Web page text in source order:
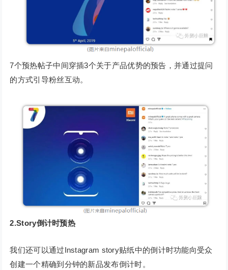
7个预热帖子中间穿插3个关于产品优势的预告，并通过提问
的方式引导粉丝互动。
2.Story倒计时预热
我们还可以通过Instagram story贴纸中的倒计时功能向受众
创建一个精确到分钟的新品发布倒计时。